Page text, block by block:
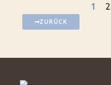
1 2
ZURÜCK